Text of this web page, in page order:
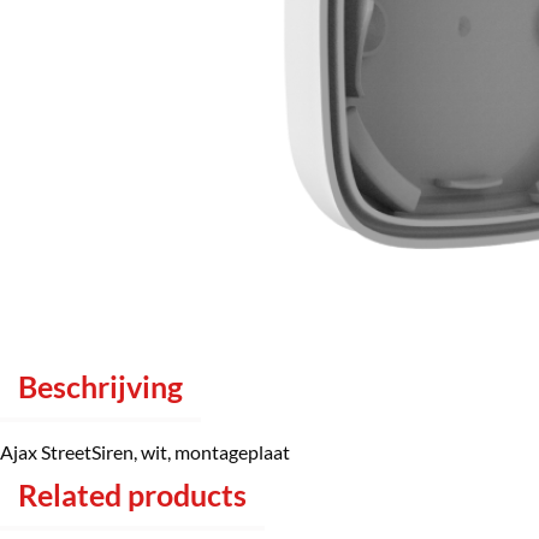
Beschrijving
Ajax StreetSiren, wit, montageplaat
Related products